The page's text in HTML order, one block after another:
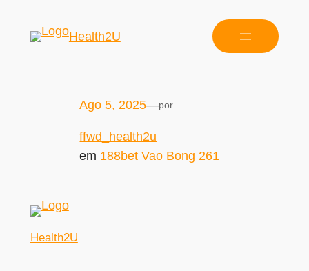
Health2U
Ago 5, 2025—por
ffwd_health2u
em 188bet Vao Bong 261
Health2U